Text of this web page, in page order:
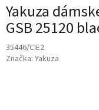
Yakuza
GSB 25120
35446/CIE2
Značka: Yakuza